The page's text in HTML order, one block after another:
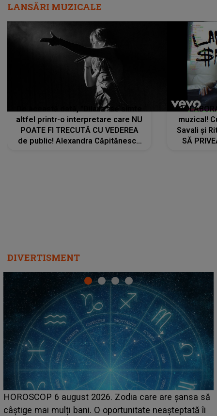
LANSĂRI MUZICALE
De această dată, "Dilaila" se simte
altfel printr-o interpretare care NU
POATE FI TRECUTĂ CU VEDEREA
de public! Alexandra Căpitănescu
muzical!
Savali și
SĂ
DIVERTISMENT
LINE-UP UNTOLD ONE, prima zi. Cine sunt artiștii
care deschid festivalul și de la ce ore au loc cele mai